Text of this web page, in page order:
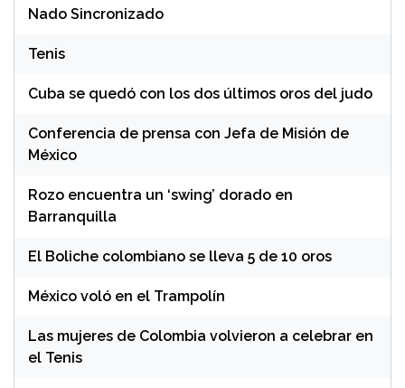
Nado Sincronizado
Tenis
Cuba se quedó con los dos últimos oros del judo
Conferencia de prensa con Jefa de Misión de
México
Rozo encuentra un ‘swing’ dorado en
Barranquilla
El Boliche colombiano se lleva 5 de 10 oros
México voló en el Trampolín
Las mujeres de Colombia volvieron a celebrar en
el Tenis